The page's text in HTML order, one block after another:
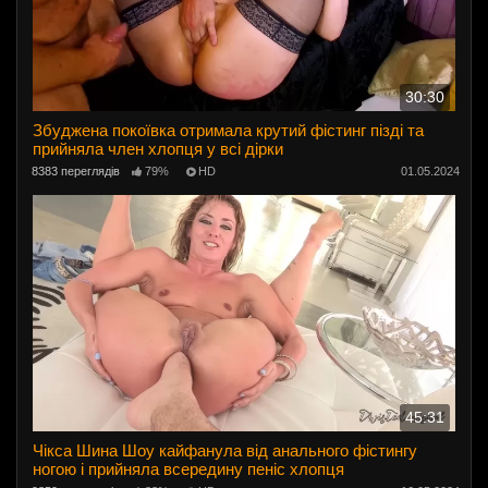
30:30
Збуджена покоївка отримала крутий фістинг пізді та
прийняла член хлопця у всі дірки
8383 переглядів 79% HD 01.05.2024
45:31
Чікса Шина Шоу кайфанула від анального фістингу
ногою і прийняла всередину пеніс хлопця